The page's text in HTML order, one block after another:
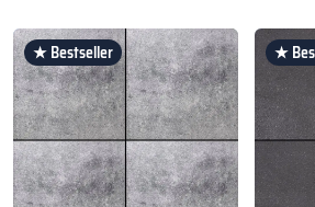
★ Bestseller ★